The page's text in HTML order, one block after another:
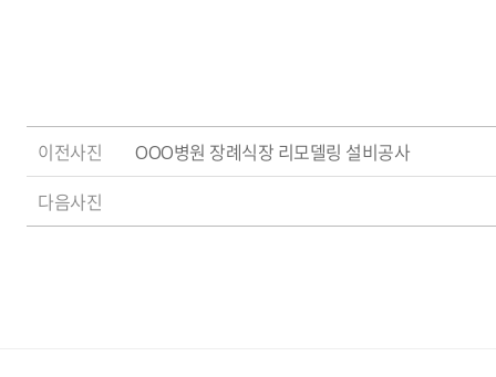
이전사진 OOO병원 장례식장 리모델링 설비공사
다음사진